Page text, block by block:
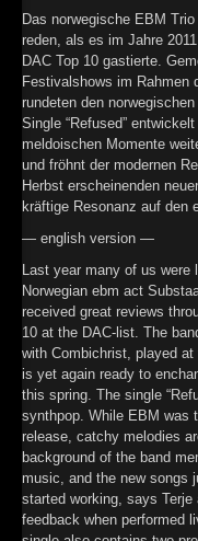
►
►
►
►
►
►
►
►
►
►
►
►
Das norwegische EBM
reden, als es im Jahre
DAC Top 10 gastierte.
Festivalshows im Rahmen
rundeten den
Single “Refused”
meldoischen Momente
und fröhnt der modernen
Herbst erscheinenden
kräftige Resonanz auf den
— english version —
Last year many of us
Norwegian ebm act
received great reviews
10 at the DAC-list. The
with Combichrist, played
is yet again ready to
this spring. The single
synthpop. While EBM was
release, catchy melodies
background of the band
music, and the new songs
started working, says
feedback when performed